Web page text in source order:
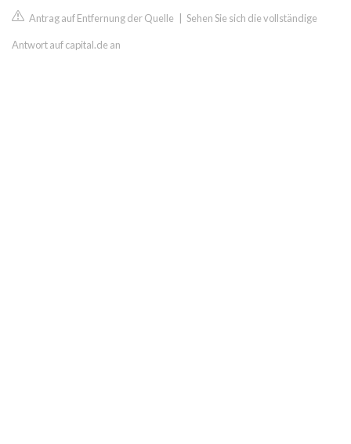
Antrag auf Entfernung der Quelle Sehen Sie sich die vollständige
Antwort auf capital.de an